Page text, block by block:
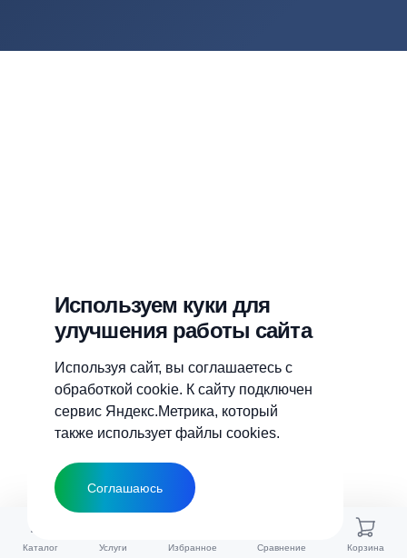
Используем куки для
улучшения работы сайта
Используя сайт, вы соглашаетесь с
обработкой cookie. К сайту подключен
сервис Яндекс.Метрика, который
также использует файлы cookies.
Соглашаюсь
Каталог Услуги Избранное Сравнение Корзина